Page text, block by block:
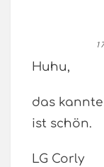
Huhu,
das
ist schön.
LG Corly